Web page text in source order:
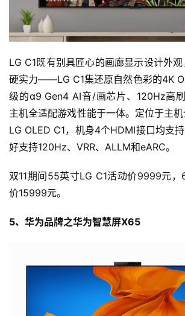
投
稿
每
日
诗
LG C1既有别具匠心的画廊显示设计外
硬实力——LG C1集还原自然色彩的4K
级的α9 Gen4 AI音/画芯片、120Hz高
主机全适配游戏性能于一体。定位于主
LG OLED C1，机身4个HDMI接口均支
好支持120Hz、VRR、ALLM和eARC。
双11期间55英寸LG C1活动价9999元
价15999元。
5、华为品牌之华为智慧屏X65